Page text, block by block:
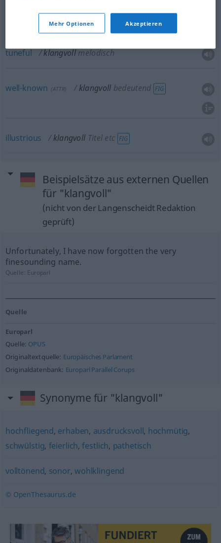
klangvollmelodisch
tuneful klangvoll melodisch
well-known (ATTR) klangvoll bedeutend FIG
illustrious klangvoll Titel etc FIG
Beispielsätze aus externen Quellen
für "klangvoll"
(nicht von der Langenscheidt Redaktion
geprüft)
Unfortunately, I have now forgotten the very
finesounding name.
Quelle: Europarl
Quelle
Europarl
Quelle: OPUS
Originaltextquelle: Europäisches Parlament
Originaldatenbank: Europarl Parallel Corups
Synonyme für "klangvoll"
hochfliegend, erhaben, ausdrucksvoll, hochmütig,
schwülstig, feierlich,festlich, pathetisch
volltönend, sonor,wohlklingend
© OpenThesaurus.de
Mehr Optionen Akzeptieren